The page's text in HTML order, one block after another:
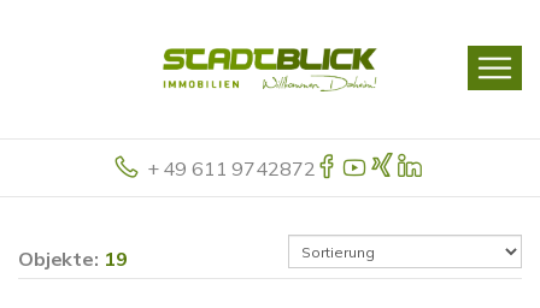
+ 49 611 9742872
Objekte: 19